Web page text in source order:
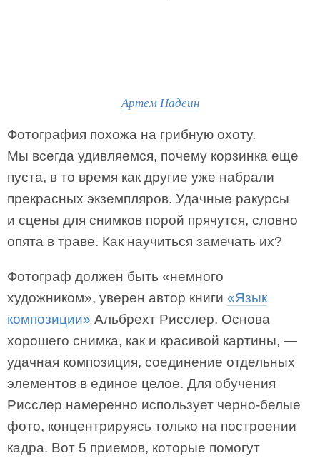
Артем Надеин
Фотография похожа на грибную охоту.
Мы всегда удивляемся, почему корзинка еще
пуста, в то время как другие уже набрали
прекрасных экземпляров. Удачные ракурсы
и сцены для снимков порой прячутся, словно
опята в траве. Как научиться замечать их?
Фотограф должен быть «немного
художником», уверен автор книги «Язык
композиции» Альбрехт Рисслер. Основа
хорошего снимка, как и красивой картины, —
удачная композиция, соединение отдельных
элементов в единое целое. Для обучения
Рисслер намеренно использует черно-белые
фото, концентрируясь только на построении
кадра. Вот 5 приемов, которые помогут